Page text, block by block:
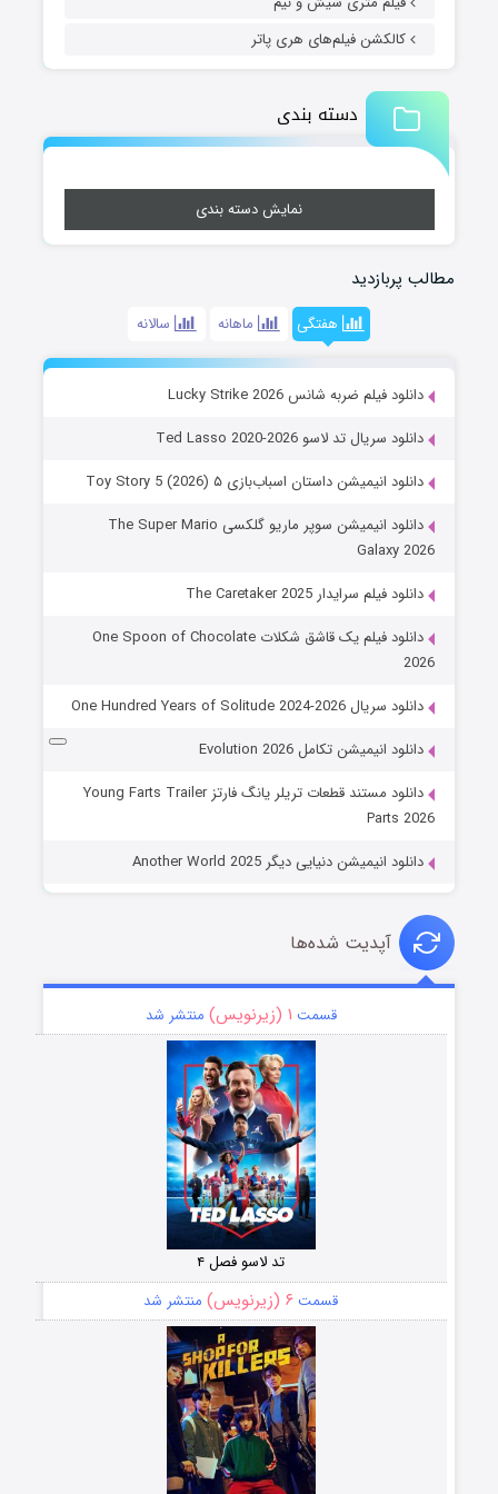
کالکشن فیلم‌های هری پاتر
دسته بندی
نمایش دسته بندی
مطالب پربازدید
هفتگی ماهانه سالانه
دانلود فیلم ضربه شانس Lucky Strike 2026
دانلود سریال تد لاسو Ted Lasso 2020-2026
دانلود انیمیشن داستان اسباب‌بازی ۵ Toy Story 5 (2026)
دانلود انیمیشن سوپر ماریو گلکسی The Super Mario
Galaxy 2026
دانلود فیلم سرایدار The Caretaker 2025
دانلود فیلم یک قاشق شکلات One Spoon of Chocolate
2026
دانلود سریال One Hundred Years of Solitude 2024-2026
دانلود انیمیشن تکامل Evolution 2026
دانلود مستند قطعات تریلر یانگ فارتز Young Farts Trailer
Parts 2026
دانلود انیمیشن دنیایی دیگر Another World 2025
آپدیت شده‌ها
قسمت ۱ (زیرنویس) منتشر شد
تد لاسو فصل ۴
قسمت ۶ (زیرنویس) منتشر شد